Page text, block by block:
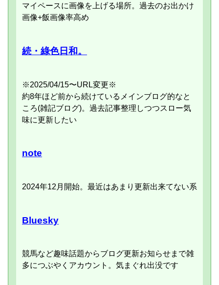
マイペースに画像を上げる場所。過去のお出かけ
画像+飯画像率高め
続・綠色日和。
※2025/04/15〜URL変更※
約8年ほど前から続けているメインブログ的なと
ころ(雑記ブログ)。過去記事整理しつつスロー気
味に更新したい
note
2024年12月開始。最近はあまり更新出来てない系
Bluesky
競馬など趣味話題からブログ更新お知らせまで雑
多につぶやくアカウント。気まぐれ出没です